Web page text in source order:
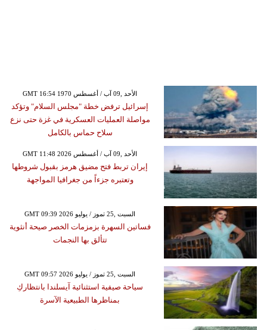
GMT 16:54 1970 الأحد ,09 آب / أغسطس
إسرائيل ترفض خطة "مجلس السلام" وتؤكد
مواصلة العمليات العسكرية في غزة حتى نزع
سلاح حماس بالكامل
GMT 11:48 2026 الأحد ,09 آب / أغسطس
إيران تربط فتح مضيق هرمز بقبول شروطها
وتعتبره جزءاً من جغرافيا المواجهة
GMT 09:39 2026 السبت ,25 تموز / يوليو
فساتين السهرة بزمزمات الخصر صيحة أنثوية
تتألق بها النجمات
GMT 09:57 2026 السبت ,25 تموز / يوليو
سياحة صيفية استثنائية آيسلندا بانتظاركِ
بمناظرها الطبيعية الآسرة